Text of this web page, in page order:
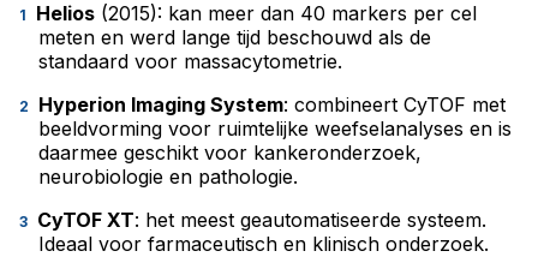
Helios (2015): kan meer dan 40 markers per cel
meten en werd lange tijd beschouwd als de
standaard voor massacytometrie.
Hyperion Imaging System: combineert CyTOF met
beeldvorming voor ruimtelijke weefselanalyses en is
daarmee geschikt voor kankeronderzoek,
neurobiologie en pathologie.
CyTOF XT: het meest geautomatiseerde systeem.
Ideaal voor farmaceutisch en klinisch onderzoek.